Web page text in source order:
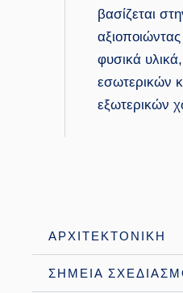
βασίζεται
αξιοποιώντας
φυσικά
εσωτερικών
εξωτερικών
ΑΡΧΙΤΕΚΤΟΝΙΚΗ
ΣΗΜΕΙΑ